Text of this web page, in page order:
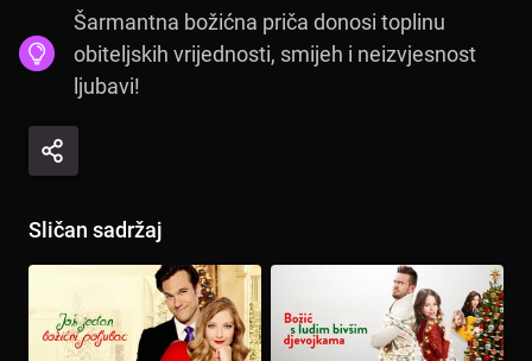
Šarmantna božićna priča donosi toplinu
obiteljskih vrijednosti, smijeh i neizvjesnost
ljubavi!
Sličan sadržaj